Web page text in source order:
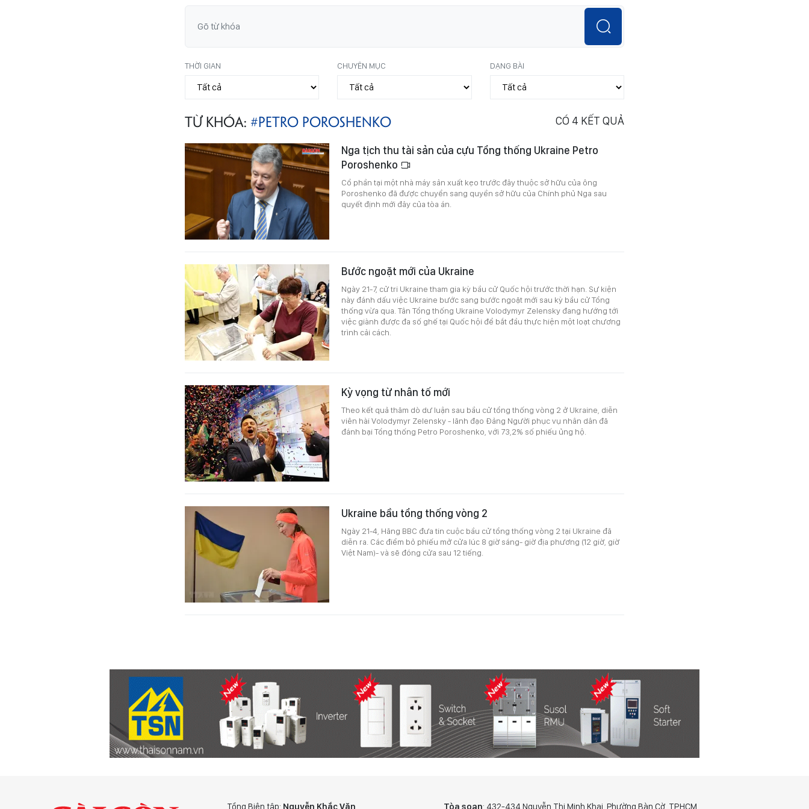
THỜI GIAN CHUYÊN MỤC DẠNG BÀI
TỪ KHÓA: #PETRO POROSHENKO CÓ 4 KẾT QUẢ
Nga tịch thu tài sản của cựu Tổng thống Ukraine Petro
Poroshenko
Cổ phần tại một nhà máy sản xuất kẹo trước đây thuộc sở hữu của ông
Poroshenko đã được chuyển sang quyền sở hữu của Chính phủ Nga sau
quyết định mới đây của tòa án.
Bước ngoặt mới của Ukraine
Ngày 21-7, cử tri Ukraine tham gia kỳ bầu cử Quốc hội trước thời hạn. Sự kiện
này đánh dấu việc Ukraine bước sang bước ngoặt mới sau kỳ bầu cử Tổng
thống vừa qua. Tân Tổng thống Ukraine Volodymyr Zelensky đang hướng tới
việc giành được đa số ghế tại Quốc hội để bắt đầu thực hiện một loạt chương
trình cải cách.
Kỳ vọng từ nhân tố mới
Theo kết quả thăm dò dư luận sau bầu cử tổng thống vòng 2 ở Ukraine, diễn
viên hài Volodymyr Zelensky - lãnh đạo Đảng Người phục vụ nhân dân đã
đánh bại Tổng thống Petro Poroshenko, với 73,2% số phiếu ủng hộ.
Ukraine bầu tổng thống vòng 2
Ngày 21-4, Hãng BBC đưa tin cuộc bầu cử tổng thống vòng 2 tại Ukraine đã
diễn ra. Các điểm bỏ phiếu mở cửa lúc 8 giờ sáng- giờ địa phương (12 giờ, giờ
Việt Nam)- và sẽ đóng cửa sau 12 tiếng.
Tổng Biên tập: Nguyễn Khắc Văn Tòa soạn: 432-434 Nguyễn Thị Minh Khai, Phường Bàn Cờ, TP.HCM